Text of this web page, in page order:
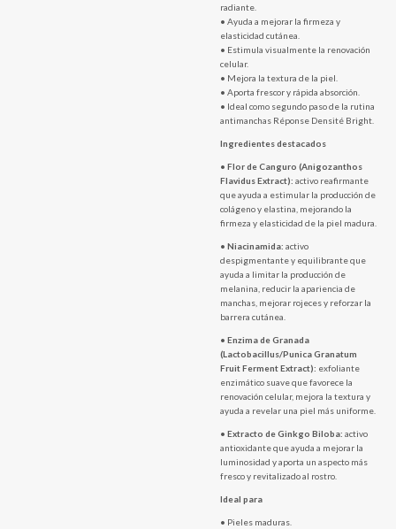
radiante.
• Ayuda a mejorar la firmeza y
elasticidad cutánea.
• Estimula visualmente la renovación
celular.
• Mejora la textura de la piel.
• Aporta frescor y rápida absorción.
• Ideal como segundo paso de la rutina
antimanchas Réponse Densité Bright.
Ingredientes destacados
• Flor de Canguro (Anigozanthos
Flavidus Extract): activo reafirmante
que ayuda a estimular la producción de
colágeno y elastina, mejorando la
firmeza y elasticidad de la piel madura.
• Niacinamida: activo
despigmentante y equilibrante que
ayuda a limitar la producción de
melanina, reducir la apariencia de
manchas, mejorar rojeces y reforzar la
barrera cutánea.
• Enzima de Granada
(Lactobacillus/Punica Granatum
Fruit Ferment Extract): exfoliante
enzimático suave que favorece la
renovación celular, mejora la textura y
ayuda a revelar una piel más uniforme.
• Extracto de Ginkgo Biloba: activo
antioxidante que ayuda a mejorar la
luminosidad y aporta un aspecto más
fresco y revitalizado al rostro.
Ideal para
• Pieles maduras.